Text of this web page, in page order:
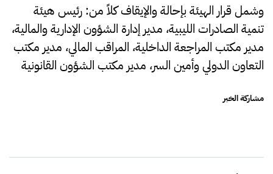
وشمل قرار الهيئة بإحالة والإيقاف كلاً من: رئيس هيئة
تنمية الصادرات الليبية، مدير إدارة الشؤون الإدارية والمالية،
مدير مكتب المراجعة الداخلية، المراقب المالي، مدير مكتب
التعاون الدولي وأمين السر، مدير مكتب الشؤون القانونية
مشاركة الخبر